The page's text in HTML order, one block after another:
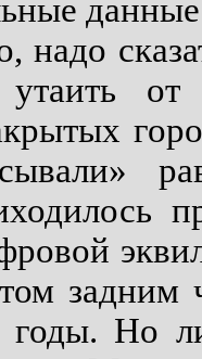
надо
от
Но